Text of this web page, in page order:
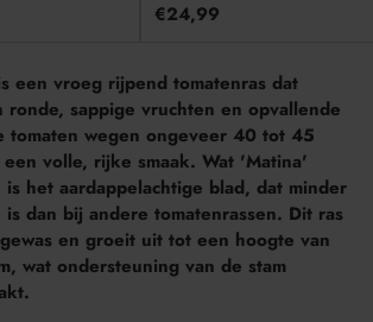
€24,99
een vroeg rijpend tomatenras dat
sappige vruchten en opvallende
tomaten wegen ongeveer 40 tot 45
volle, rijke smaak. Wat 'Matina'
het aardappelachtige blad, dat minder
dan bij andere tomatenrassen. Dit ras
en groeit uit tot een hoogte van
wat ondersteuning van de stam